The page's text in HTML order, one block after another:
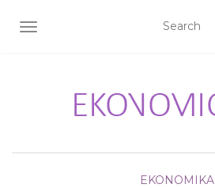
TOGGLE NAVIGATION
EKONOMIKA